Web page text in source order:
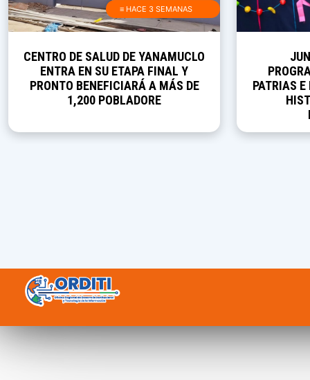
≡ HACE 3 SEMANAS
CENTRO DE SALUD DE YANAMUCLO
ENTRA EN SU ETAPA FINAL Y
PRONTO BENEFICIARÁ A MÁS DE
1,200 POBLADORE
PATRIAS